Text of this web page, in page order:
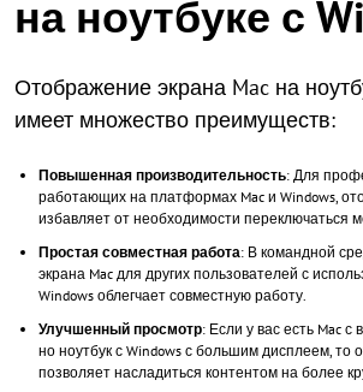
на ноутбуке с
Отображение экрана Mac на
имеет множество преимуществ:
Повышенная производительность: Для
работающих на платформах Mac и Windows,
избавляет от необходимости переключаться
Простая совместная работа: В командной
экрана Mac для других пользователей с
Windows облегчает совместную работу.
Улучшенный просмотр: Если у вас есть Mac
но ноутбук с Windows с большим дисплеем, то
позволяет насладиться контентом на более